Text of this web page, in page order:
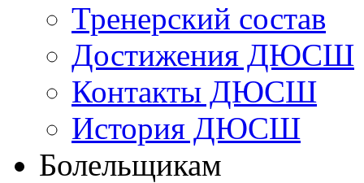
Тренерский состав
Достижения ДЮСШ
Контакты ДЮСШ
История ДЮСШ
Болельщикам